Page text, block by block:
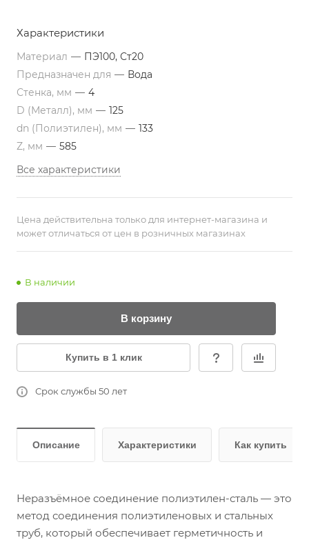
Характеристики
Материал — ПЭ100, Ст20
Предназначен для — Вода
Стенка, мм — 4
D (Металл), мм — 125
dn (Полиэтилен), мм — 133
Z, мм — 585
Все характеристики
Цена действительна только для интернет-магазина и
может отличаться от цен в розничных магазинах
В наличии
В корзину
Купить в 1 клик
Срок службы 50 лет
Описание Характеристики Как купить
Неразъёмное соединение полиэтилен-сталь — это
метод соединения полиэтиленовых и стальных
труб, который обеспечивает герметичность и